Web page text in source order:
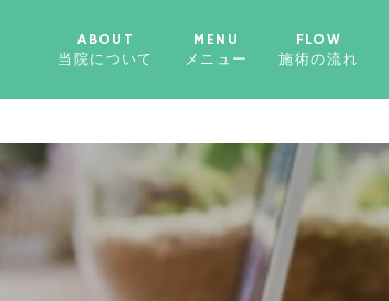
ABOUT
当院について
MENU
メニュー
FLOW
施術の流れ